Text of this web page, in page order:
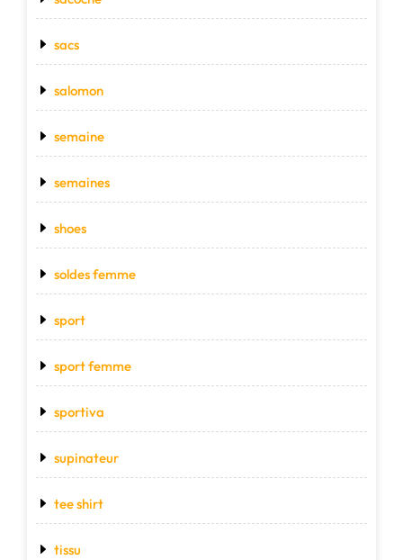
sacs
salomon
semaine
semaines
shoes
soldes femme
sport
sport femme
sportiva
supinateur
tee shirt
tissu